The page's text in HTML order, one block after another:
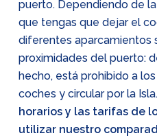
puerto. Dependiendo de
que tengas que dejar el
diferentes aparcamientos
proximidades del puerto:
hecho, está prohibido a
coches y circular por la Isla.
horarios y las tarifas de
utilizar nuestro